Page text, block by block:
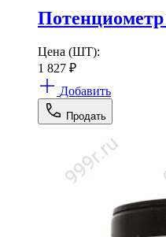
Цена (ШТ):
1 827 ₽
Добавить
Продать